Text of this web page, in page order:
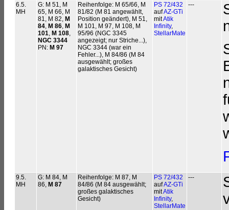
6.5.
MH
G: M 51, M
65, M 66, M
81, M 82, M
84, M 86, M
101, M 108,
NGC 3344
PN: M 97
Reihenfolge: M 65/66, M
81/82 (M 81 angewählt,
Position geändert), M 51,
M 101, M 97, M 108, M
95/96 (NGC 3345
angezeigt; nur Striche...),
NGC 3344 (war ein
Fehler...), M 84/86 (M 84
ausgewählt; großes
galaktisches Gesicht)
PS 72/432
aufAZ-GTi
mitAtik
Infinity,
StellarMate
---
9.5.
MH
G: M 84, M
86, M 87
Reihenfolge: M 87, M
84/86 (M 84 ausgewählt;
großes galaktisches
Gesicht)
PS 72/432
aufAZ-GTi
mitAtik
Infinity,
StellarMate
---